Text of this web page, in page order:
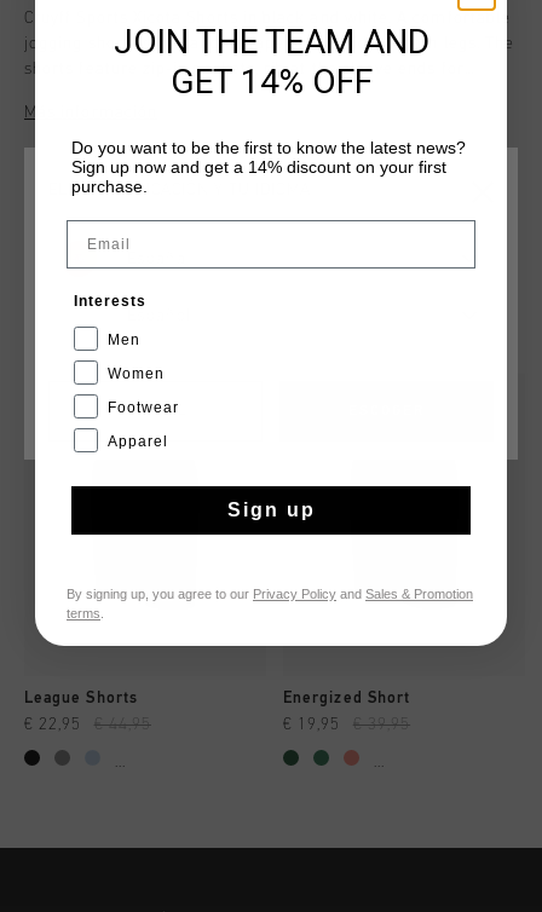
Cruyff Sports Xicota Shorts in black and white. A comfortable
jogging short with branding tape on the side of both legs. The
shorts feature zip-in pockets, rib at the sleeve ends for
elasticity and a drawstring through the waistband. Made from
a blend of cotton and polyester for maximum comfort and
durability. Composition: 70% cotton / 30% polyester
Más información
QUIZÁ TU GUSTA ESTO
rebajas
League Shorts
€ 22,95 € 44,95
...
Energized Short
€ 19,95 € 39,95
...
ELIGE TU UBICACIÓN Y TU IDIOMA
CANCEL
JOIN THE TEAM AND
GET 14% OFF
Do you want to be the first to know the latest news?
Sign up now and get a 14% discount on your first
purchase.
Interests
Men
Women
Footwear
Apparel
Sign up
By signing up, you agree to our Privacy Policy and Sales & Promotion
terms